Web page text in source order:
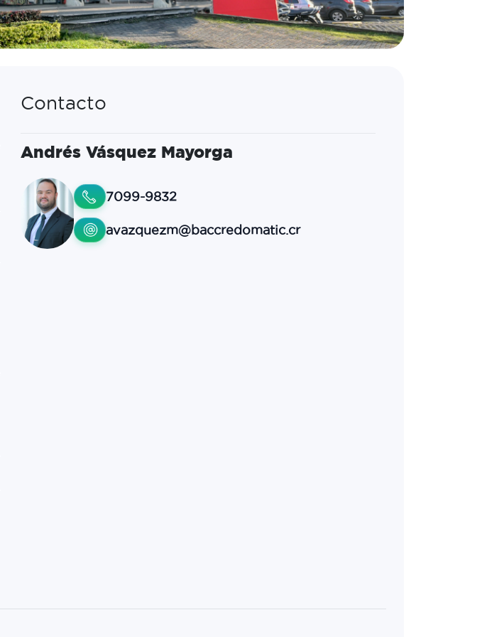
Contacto
Andrés Vásquez Mayorga
7099-9832
avazquezm@baccredomatic.cr